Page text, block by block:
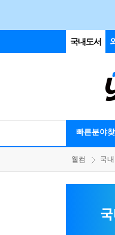
국내도서
빠른분야찾
웰컴 국